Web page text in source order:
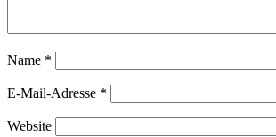
Name *
E-Mail-Adresse *
Website